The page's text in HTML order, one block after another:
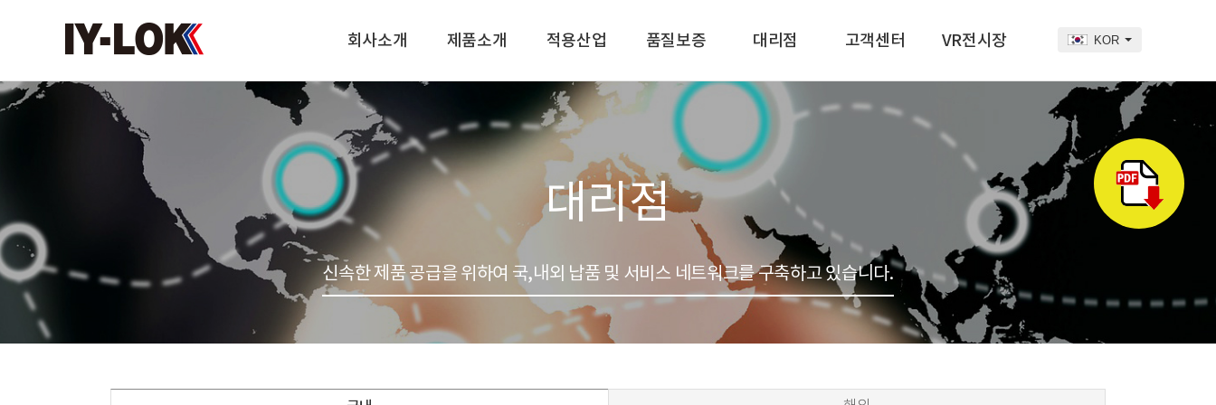
KOR
회사소개
인사말
연혁
조직도
찾아오시는 길
제품소개
밸브
튜브
컴포넌트
적용산업 품질보증
품질보증
인증서
대리점
국내대리점
해외대리점
고객센터
공지사항
VR전시장
대리점
신속한 제품 공급을 위하여 국,내외 납품 및 서비스 네트워크를 구축하고 있습니다.